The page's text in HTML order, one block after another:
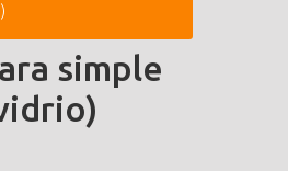
simple